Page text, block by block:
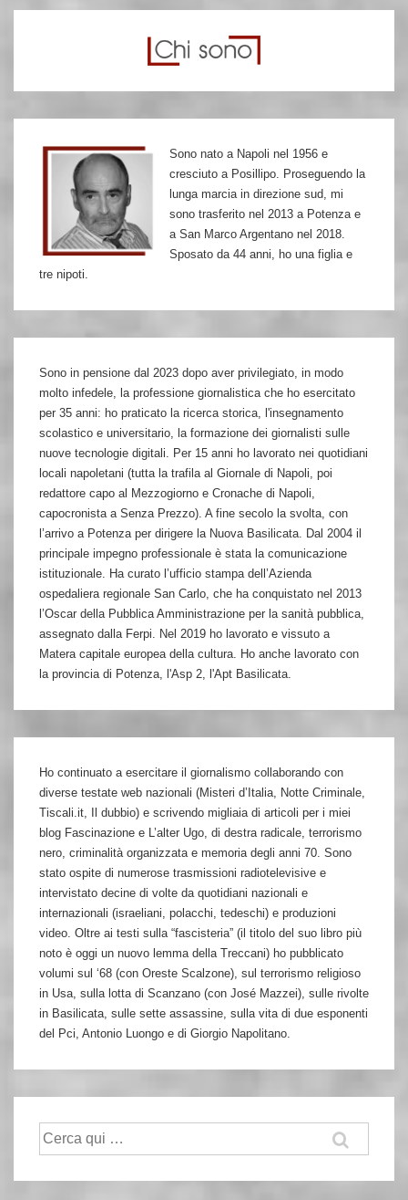
esce
Sono nato a Napoli nel 1956 e
cresciuto a Posillipo. Proseguendo la
lunga marcia in direzione sud, mi
sono trasferito nel 2013 a Potenza e
a San Marco Argentano nel 2018.
Sposato da 44 anni, ho una figlia e
tre nipoti.
Sono in pensione dal 2023 dopo aver privilegiato, in modo
molto infedele, la professione giornalistica che ho esercitato
per 35 anni: ho praticato la ricerca storica, l'insegnamento
scolastico e universitario, la formazione dei giornalisti sulle
nuove tecnologie digitali. Per 15 anni ho lavorato nei quotidiani
locali napoletani (tutta la trafila al Giornale di Napoli, poi
redattore capo al Mezzogiorno e Cronache di Napoli,
capocronista a Senza Prezzo). A fine secolo la svolta, con
l’arrivo a Potenza per dirigere la Nuova Basilicata. Dal 2004 il
principale impegno professionale è stata la comunicazione
istituzionale. Ha curato l’ufficio stampa dell’Azienda
ospedaliera regionale San Carlo, che ha conquistato nel 2013
l’Oscar della Pubblica Amministrazione per la sanità pubblica,
assegnato dalla Ferpi. Nel 2019 ho lavorato e vissuto a
Matera capitale europea della cultura. Ho anche lavorato con
la provincia di Potenza, l'Asp 2, l'Apt Basilicata.
Ho continuato a esercitare il giornalismo collaborando con
diverse testate web nazionali (Misteri d’Italia, Notte Criminale,
Tiscali.it, Il dubbio) e scrivendo migliaia di articoli per i miei
blog Fascinazione e L’alter Ugo, di destra radicale, terrorismo
nero, criminalità organizzata e memoria degli anni 70. Sono
stato ospite di numerose trasmissioni radiotelevisive e
intervistato decine di volte da quotidiani nazionali e
internazionali (israeliani, polacchi, tedeschi) e produzioni
video. Oltre ai testi sulla “fascisteria” (il titolo del suo libro più
noto è oggi un nuovo lemma della Treccani) ho pubblicato
volumi sul ‘68 (con Oreste Scalzone), sul terrorismo religioso
in Usa, sulla lotta di Scanzano (con José Mazzei), sulle rivolte
in Basilicata, sulle sette assassine, sulla vita di due esponenti
del Pci, Antonio Luongo e di Giorgio Napolitano.
Cerca: